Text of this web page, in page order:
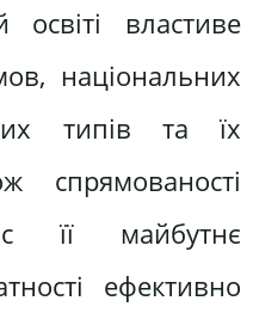
освіті властиве
національних
типів та їх
спрямованості
її майбутнє
ефективно